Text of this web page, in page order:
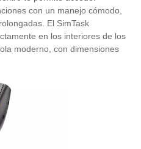
con un manejo cómodo,
El SimTask
en los interiores de los
moderno, con dimensiones